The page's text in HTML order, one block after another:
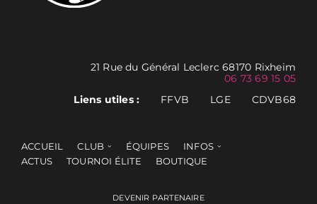
21 Rue du Général Leclerc 68170 Rixheim
06 73 69 15 05
Liens utiles :
FFVB LGE CDVB68
ACCUEIL CLUB ÉQUIPES
INFOS
ACTUS
TOURNOI ÉLITE BOUTIQUE
DEVENIR PARTENAIRE